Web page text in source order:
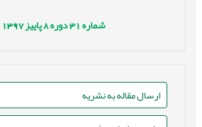
شماره31 دوره8 پاییز1397
ارسال مقاله به نشریه